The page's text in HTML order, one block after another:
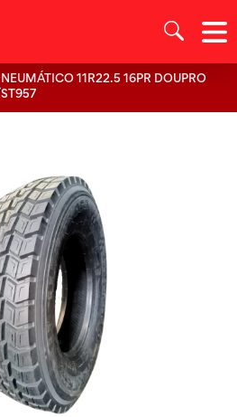
NEUMÁTICO 11R22.5 16PR DOUPRO
ST957